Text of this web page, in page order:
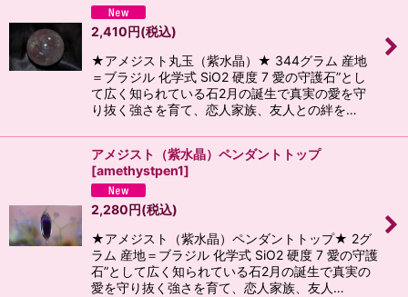
2,410円(税込)
★アメジスト丸玉（紫水晶）★ 344グラム 産地
＝ブラジル 化学式 SiO2 硬度 7 愛の守護石”とし
て広く知られている石2月の誕生で真実の愛を守
り抜く強さを育て、恋人家族、友人との絆を…
アメジスト（紫水晶）ペンダントトップ
[amethystpen1]
2,280円(税込)
★アメジスト（紫水晶）ペンダントトップ★ 2グ
ラム 産地＝ブラジル 化学式 SiO2 硬度 7 愛の守護
石”として広く知られている石2月の誕生で真実の
愛を守り抜く強さを育て、恋人家族、友人…